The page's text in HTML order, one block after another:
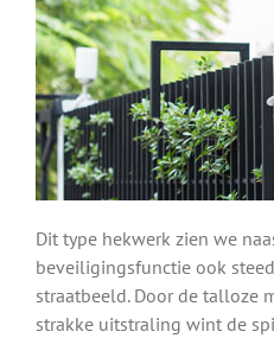
Dit type hekwerk zien we
beveiligingsfunctie ook
straatbeeld. Door de talloze
strakke uitstraling wint de